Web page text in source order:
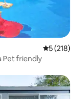
5 de uma
5 (218)
Pet friendly